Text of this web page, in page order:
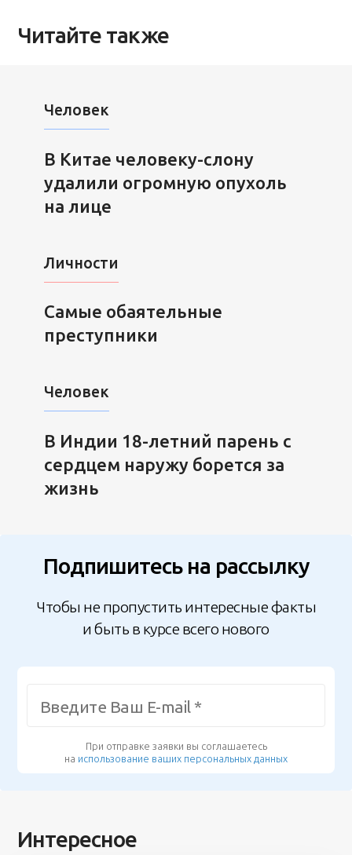
Читайте также
Человек
В Китае человеку-слону
удалили огромную опухоль
на лице
Личности
Cамые обаятельные
преступники
Человек
В Индии 18-летний парень с
сердцем наружу борется за
жизнь
Подпишитесь на рассылку
Чтобы не пропустить интересные факты
и быть в курсе всего нового
При отправке заявки вы соглашаетесь
на использование ваших персональных данных
Интересное